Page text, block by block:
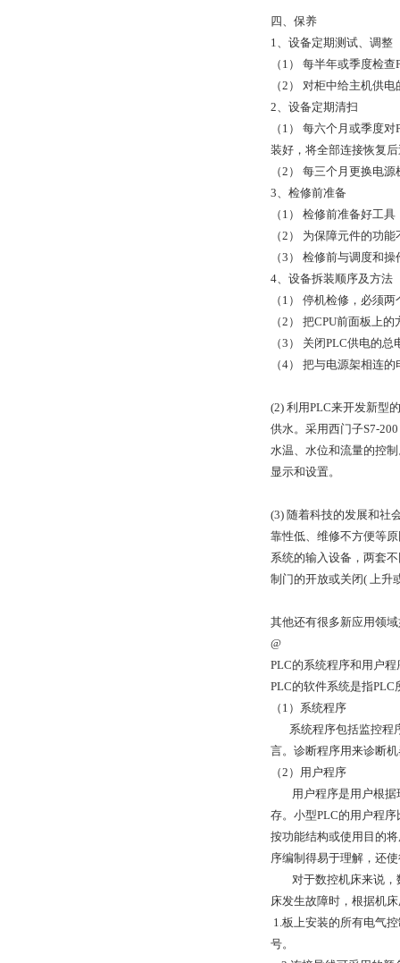
四、保养
1、设备定期测试、调整
（1） 每半年或季度检
（2） 对柜中给主机供
2、设备定期清扫
（1） 每六个月或季度
装好，将全部连接恢复
（2） 每三个月更换电
3、检修前准备
（1） 检修前准备好工具
（2） 为保障元件的功
（3） 检修前与调度和
4、设备拆装顺序及方法
（1） 停机检修，必须
（2） 把CPU前面板上
（3） 关闭PLC供电的
（4） 把与电源架相连
(2) 利用PLC来开发新型
供水。采用西门子S7-
水温、水位和流量的控
显示和设置。
(3) 随着科技的发展和社
靠性低、维修不方便等
系统的输入设备，两套
制门的开放或关闭( 上升
其他还有很多新应用领
@
PLC的系统程序和用户
PLC的软件系统是指
（1）系统程序
系统程序包括监控程
言。诊断程序用来诊断
（2）用户程序
用户程序是用户根据
存。小型PLC的用户程
按功能结构或使用目的
序编制得易于理解，还
对于数控机床来说，数
床发生故障时，根据机
1.板上安装的所有电气
号。